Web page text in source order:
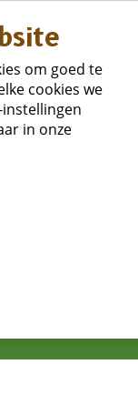
om goed te
cookies we
in onze